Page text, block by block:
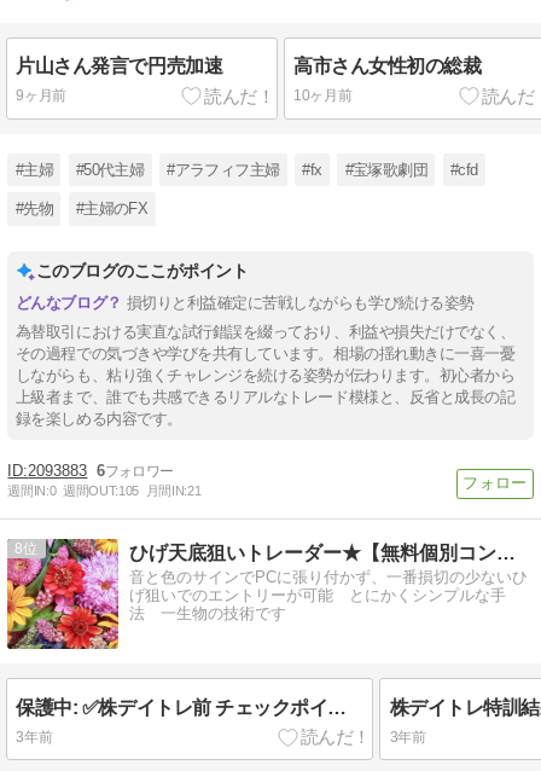
片山さん発言で円売加速
9ヶ月前
高市さん女性初の総裁
10ヶ月前
#主婦 #50代主婦 #アラフィフ主婦 #fx #宝塚歌劇団 #cfd
#先物 #主婦のFX
このブログのここがポイント
損切りと利益確定に苦戦しながらも学び続ける姿勢
為替取引における実直な試行錯誤を綴っており、利益や損失だけでなく、
その過程での気づきや学びを共有しています。相場の揺れ動きに一喜一憂
しながらも、粘り強くチャレンジを続ける姿勢が伝わります。初心者から
上級者まで、誰でも共感できるリアルなトレード模様と、反省と成長の記
録を楽しめる内容です。
2093883 6
週間IN:0 週間OUT:105 月間IN:21
8 ひげ天底狙いトレーダー★【無料個別コンサル】
音と色のサインでPCに張り付かず、一番損切の少ないひ
げ狙いでのエントリーが可能 とにかくシンプルな手
法 一生物の技術です
保護中: ✅株デイトレ前 チェックポイント
3年前
株デイトレ特訓
3年前